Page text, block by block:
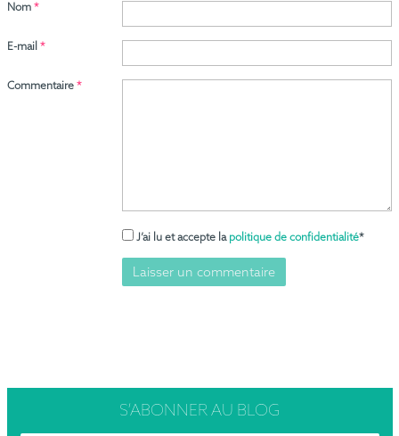
Commentaire *
J’ai lu et accepte la politique de confidentialité*
Nom *
E-mail *
S’ABONNERAU BLOG